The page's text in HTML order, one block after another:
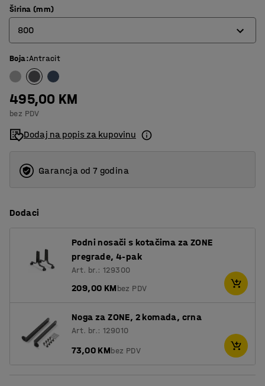
1360
1700
Širina (mm)
800
800
1000
Boja:Antracit
495,00 KM
bez PDV
Dodaj na popis za kupovinu
Garancja od 7 godina
Dodaci
Podni nosači s kotačima za ZONE
pregrade, 4-pak
Art. br.: 129300
209,00 KMbez PDV
Noga za ZONE, 2 komada, crna
Art. br.: 129010
73,00 KMbez PDV